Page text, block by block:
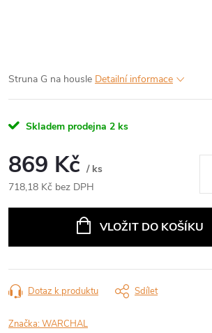
Struna G na housle Detailní informace
Skladem prodejna 2 ks
869 Kč / ks
718,18 Kč bez DPH
VLOŽIT DO KOŠÍKU
Dotaz k produktu Sdílet
Značka:WARCHAL